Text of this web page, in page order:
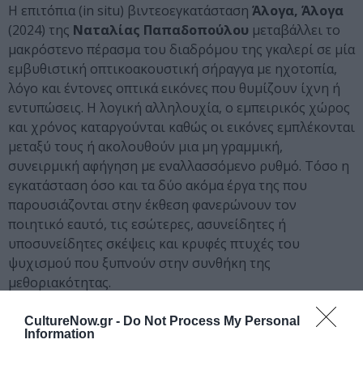
CultureNow.gr - Do Not Process My Personal
Information
Η επιτόπια (in situ) βιντεοεγκατάσταση Άλογα, Άλογα
(2024) της Ναταλίας Παπαδοπούλου μεταβάλλει το
μακρόστενο πέρασμα του διαδρόμου της γκαλερί σε μία
εμβυθιστική οπτικοακουστική σήραγγα με ηχοτοπία,
λόγο και έντονες οπτικά εικόνες που θυμίζουν ίχνη ή
εντυπώσεις. Η λογική αλληλουχία, ο εμπειρικός χώρος
και χρόνος καταργούνται καθώς οι εικόνες εμπλέκονται
μεταξύ τους ή ακολουθούν μια μη γραμμική,
συνειρμική αφήγηση με εναλλασσόμενο ρυθμό. Τόσο η
εγκατάσταση όσο και τα δύο ακόμα έργα της που
παρουσιάζονται στην έκθεση φανερώνουν τον
ποιητικό εαυτό, τις εσώτερες, ασυνείδητες ή
υποσυνείδητες σκέψεις και κρυφές πτυχές του
ψυχισμού που ξυπνούν στην συνθήκη της
μεθοριακότητας.
Οι φωτογραφίες τουΓιώργου Γιατρομανωλάκη
από
την ενότηταThe Splitting of the Chrysalis & the Slow